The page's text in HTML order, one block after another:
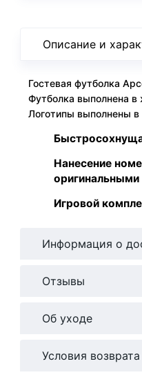
Описание и
Гостевая футболка
Футболка выполнена
Логотипы выполнены в
Нанесение
Игровой
Информация о
Отзывы
Об уходе
Условия